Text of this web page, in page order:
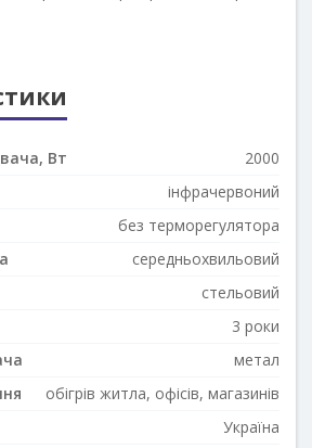
Вт
2000
інфрачервоний
без терморегулятора
середньохвильовий
стельовий
3 роки
метал
обігрів житла, офісів, магазинів
Україна